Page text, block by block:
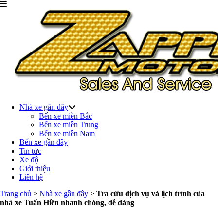
Nhà xe gần đây
Bến xe miền Bắc
Bến xe miền Trung
Bến xe miền Nam
Bến xe gần đây
Tin tức
Xe độ
Giới thiệu
Liên hệ
Trang chủ > Nhà xe gần đây > Tra cứu dịch vụ và lịch trình của
nhà xe Tuấn Hiền nhanh chóng, dễ dàng